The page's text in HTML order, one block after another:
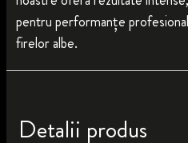
pentru performanțe
firelor albe.
Detalii produs